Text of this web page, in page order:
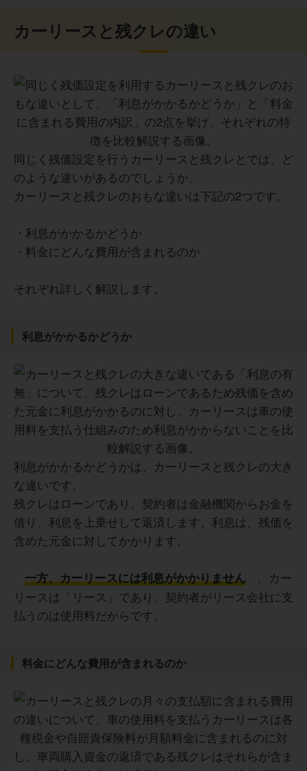
カーリースと残クレの違い
同じく残価設定を行うカーリースと残クレとでは、ど
のような違いがあるのでしょうか。
カーリースと残クレのおもな違いは下記の2つです。
・利息がかかるかどうか
・料金にどんな費用が含まれるのか
それぞれ詳しく解説します。
利息がかかるかどうか
利息がかかるかどうかは、カーリースと残クレの大き
な違いです。
残クレはローンであり、契約者は金融機関からお金を
借り、利息を上乗せして返済します。利息は、残価を
含めた元金に対してかかります。
一方、カーリースには利息がかかりません
。カー
リースは「リース」であり、契約者がリース会社に支
払うのは使用料だからです。
料金にどんな費用が含まれるのか